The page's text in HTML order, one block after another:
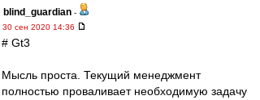
blind_guardian -
30 сен 2020 14:36
# Gt3
Мысль проста. Текущий менеджмент
полностью проваливает необходимую задачу